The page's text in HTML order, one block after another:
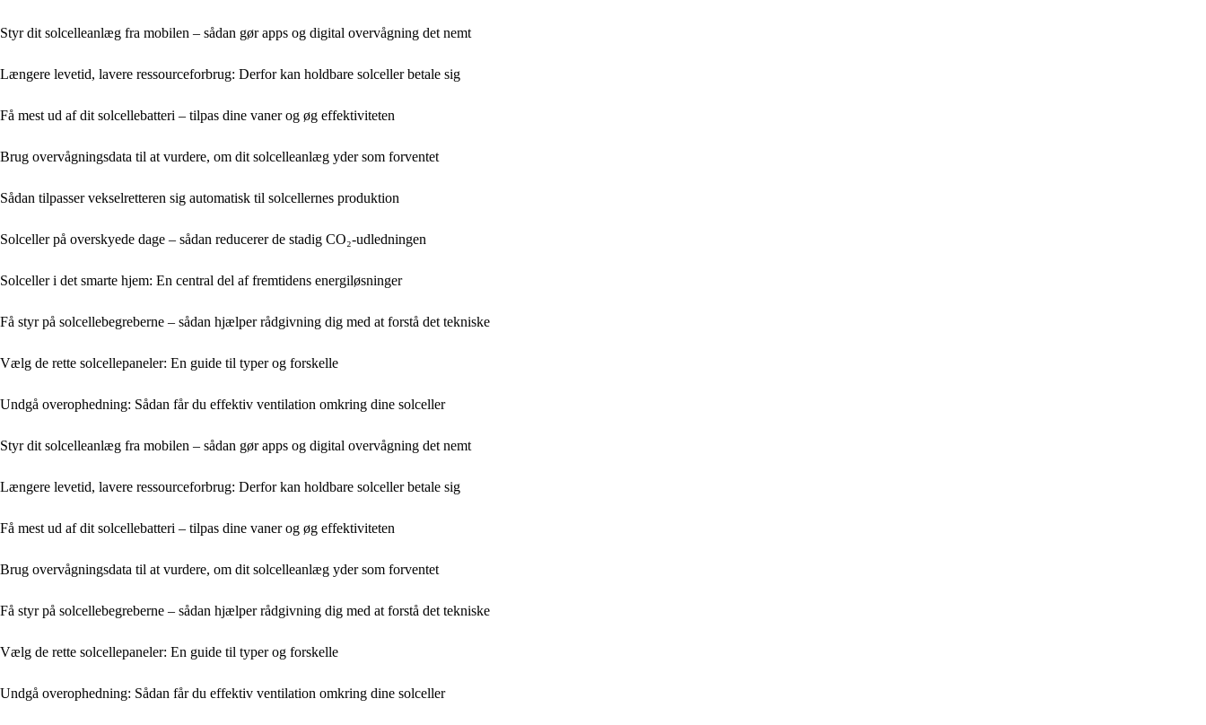
Styr dit solcelleanlæg fra mobilen – sådan gør apps og digital overvågning det nemt
Længere levetid, lavere ressourceforbrug: Derfor kan holdbare solceller betale sig
Få mest ud af dit solcellebatteri – tilpas dine vaner og øg effektiviteten
Brug overvågningsdata til at vurdere, om dit solcelleanlæg yder som forventet
Sådan tilpasser vekselretteren sig automatisk til solcellernes produktion
Solceller på overskyede dage – sådan reducerer de stadig CO₂-udledningen
Solceller i det smarte hjem: En central del af fremtidens energiløsninger
Få styr på solcellebegreberne – sådan hjælper rådgivning dig med at forstå det tekniske
Vælg de rette solcellepaneler: En guide til typer og forskelle
Undgå overophedning: Sådan får du effektiv ventilation omkring dine solceller
Styr dit solcelleanlæg fra mobilen – sådan gør apps og digital overvågning det nemt
Længere levetid, lavere ressourceforbrug: Derfor kan holdbare solceller betale sig
Få mest ud af dit solcellebatteri – tilpas dine vaner og øg effektiviteten
Brug overvågningsdata til at vurdere, om dit solcelleanlæg yder som forventet
Få styr på solcellebegreberne – sådan hjælper rådgivning dig med at forstå det tekniske
Vælg de rette solcellepaneler: En guide til typer og forskelle
Undgå overophedning: Sådan får du effektiv ventilation omkring dine solceller